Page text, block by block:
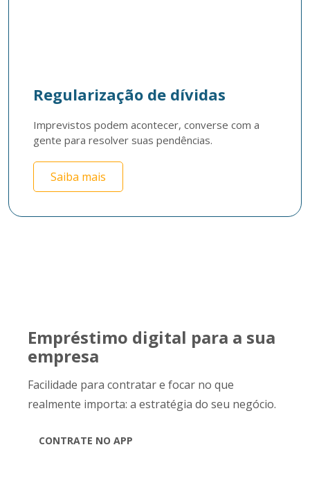
Regularização de dívidas
Imprevistos podem acontecer, converse com a
gente para resolver suas pendências.
Saiba mais
Empréstimo digital para a sua
empresa
Facilidade para contratar e focar no que
realmente importa: a estratégia do seu negócio.
CONTRATE NO APP